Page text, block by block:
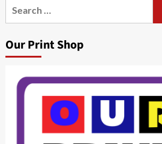
Our Print Shop